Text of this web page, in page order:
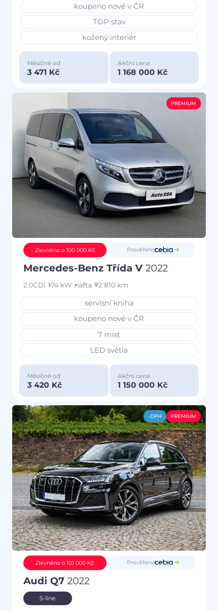
koupeno nové v ČR
TOP stav
kožený interiér
Měsíčně od
3 471 Kč
Akční cena
1 168 000 Kč
PREMIUM
Zlevněno o 100 000 Kč Prověřeno
Mercedes-Benz Třída V 2022
2.0CDi 174 kW nafta 72 810 km
servisní kniha
koupeno nové v ČR
7 míst
LED světla
Měsíčně od
3 420 Kč
Akční cena
1 150 000 Kč
-DPH PREMIUM
Zlevněno o 101 000 Kč Prověřeno
Audi Q7 2022
S-line